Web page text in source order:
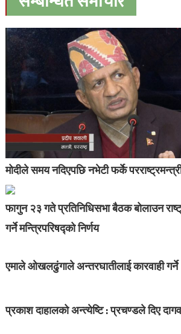
मोदीले समय नदिएपछि नभेटी फर्के
फागुन २३ गते प्रतिनिधिसभा बैठक बोलाउन
गर्ने मन्त्रिपरिषद्को निर्णय
एमाले ओखलढुंगाले अन्तरघातीलाई कारवाही गर्ने
प्रकाश दाहालको अन्त्येष्टि : प्रचण्डले दिए